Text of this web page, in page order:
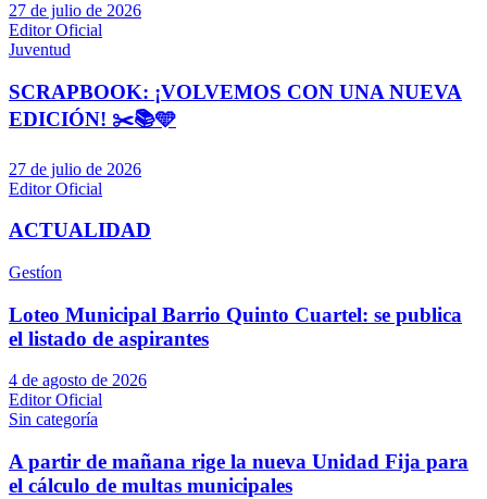
27 de julio de 2026
Editor Oficial
Juventud
SCRAPBOOK: ¡VOLVEMOS CON UNA NUEVA
EDICIÓN! ✂️📚🩵
27 de julio de 2026
Editor Oficial
ACTUALIDAD
Gestíon
Loteo Municipal Barrio Quinto Cuartel: se publica
el listado de aspirantes
4 de agosto de 2026
Editor Oficial
Sin categoría
A partir de mañana rige la nueva Unidad Fija para
el cálculo de multas municipales